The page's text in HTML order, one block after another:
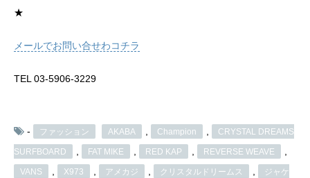
★
メールでお問い合せわコチラ
TEL 03-5906-3229
- ファッション AKABA Champion CRYSTAL DREAMS
SURFBOARD FAT MIKE RED KAP REVERSE WEAVE
VANS X973 アメカジ クリスタルドリームス ジャケ